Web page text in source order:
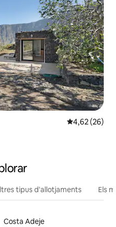
4,62 de
4,62 (26)
tipus d'allotjaments Els
Costa Adeje